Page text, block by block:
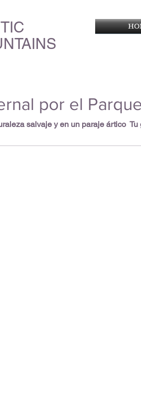
por el
salvaje y en un paraje ártico